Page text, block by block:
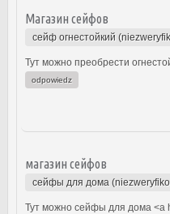
Магазин сейфов
сейф огнестойкий
Тут можно преобрести
odpowiedz
магазин сейфов
сейфы для дома
Тут можно сейфы для дома <a